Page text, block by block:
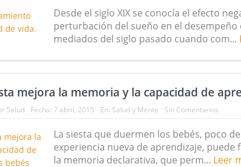
Nuevas noticias sobre las dietas vegetarianas y el riesgo de
Desde el siglo XIX se conocía el efecto
perturbación del sueño en el
mediados del siglo pasado cuando com...
mejora la memoria y la capacidad de
Salud Fecha: 7 abril, 2015 En: Salud y Mente Sin Comentarios
La siesta que duermen los bebés, poco
experiencia nueva de aprendizaje,
la memoria declarativa, que perm... Leer